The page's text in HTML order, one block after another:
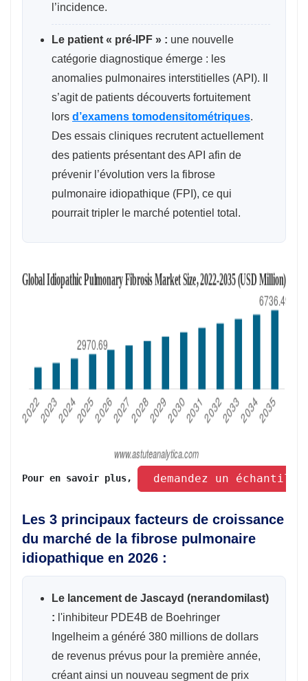
l’incidence.
Le patient « pré-IPF » : une nouvelle
catégorie diagnostique émerge : les
anomalies pulmonaires interstitielles (API). Il
s’agit de patients découverts fortuitement
lors d’examens tomodensitométriques.
Des essais cliniques recrutent actuellement
des patients présentant des API afin de
prévenir l’évolution vers la fibrose
pulmonaire idiopathique (FPI), ce qui
pourrait tripler le marché potentiel total.
Pour en savoir plus, demandez un
Les 3 principaux facteurs de croissance
du marché de la fibrose pulmonaire
idiopathique en 2026 :
Le lancement de Jascayd (nerandomilast)
: l'inhibiteur PDE4B de Boehringer
Ingelheim a généré 380 millions de dollars
de revenus prévus pour la première année,
créant ainsi un nouveau segment de prix